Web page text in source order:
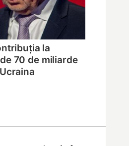
la
70 de miliarde